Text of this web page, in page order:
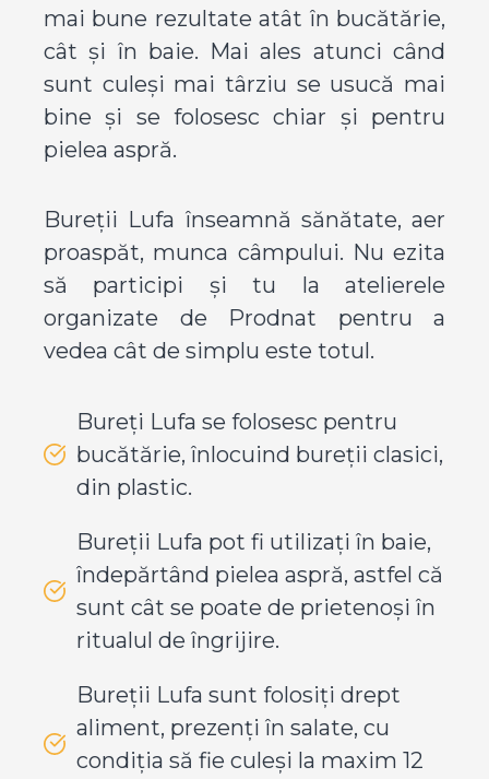
mai bune rezultate atât în bucătărie,
cât și în baie. Mai ales atunci când
sunt culeși mai târziu se usucă mai
bine și se folosesc chiar și pentru
pielea aspră.
Bureții Lufa înseamnă sănătate, aer
proaspăt, munca câmpului. Nu ezita
să participi și tu la atelierele
organizate de Prodnat pentru a
vedea cât de simplu este totul.
Bureți Lufa se folosesc pentru
bucătărie, înlocuind bureții clasici,
din plastic.
Bureții Lufa pot fi utilizați în baie,
îndepărtând pielea aspră, astfel că
sunt cât se poate de prietenoși în
ritualul de îngrijire.
Bureții Lufa sunt folosiți drept
aliment, prezenți în salate, cu
condiția să fie culeși la maxim 12